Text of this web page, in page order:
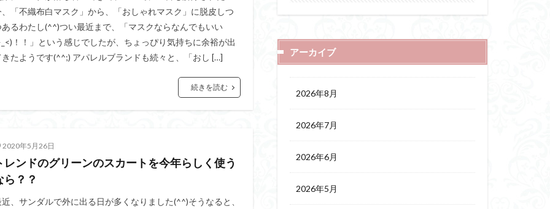
、「不織布白マスク」から、「おしゃれマスク」に脱皮しつ
あるわたし(^^)つい最近まで、「マスクならなんでもいい
！！」という感じでしたが、ちょっぴり気持ちに余裕が出
きたようです(^^;) アパレルブランドも続々と、「おし […]
続きを読む
2020年5月26日
レンドのグリーンのスカートを今年らしく使う
ら？？
近、サンダルで外に出る日が多くなりました(^^)そうなると、
アーカイブ
2026年8月
2026年7月
2026年6月
2026年5月